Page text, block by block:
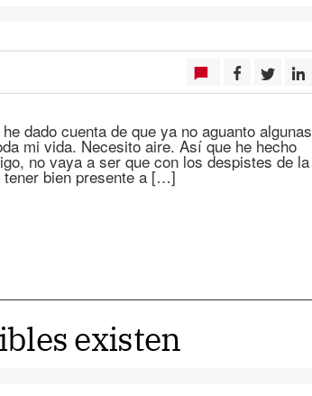
dado cuenta de que ya no aguanto algunas
mi vida. Necesito aire. Así que he hecho
no vaya a ser que con los despistes de la
tener bien presente a […]
existen